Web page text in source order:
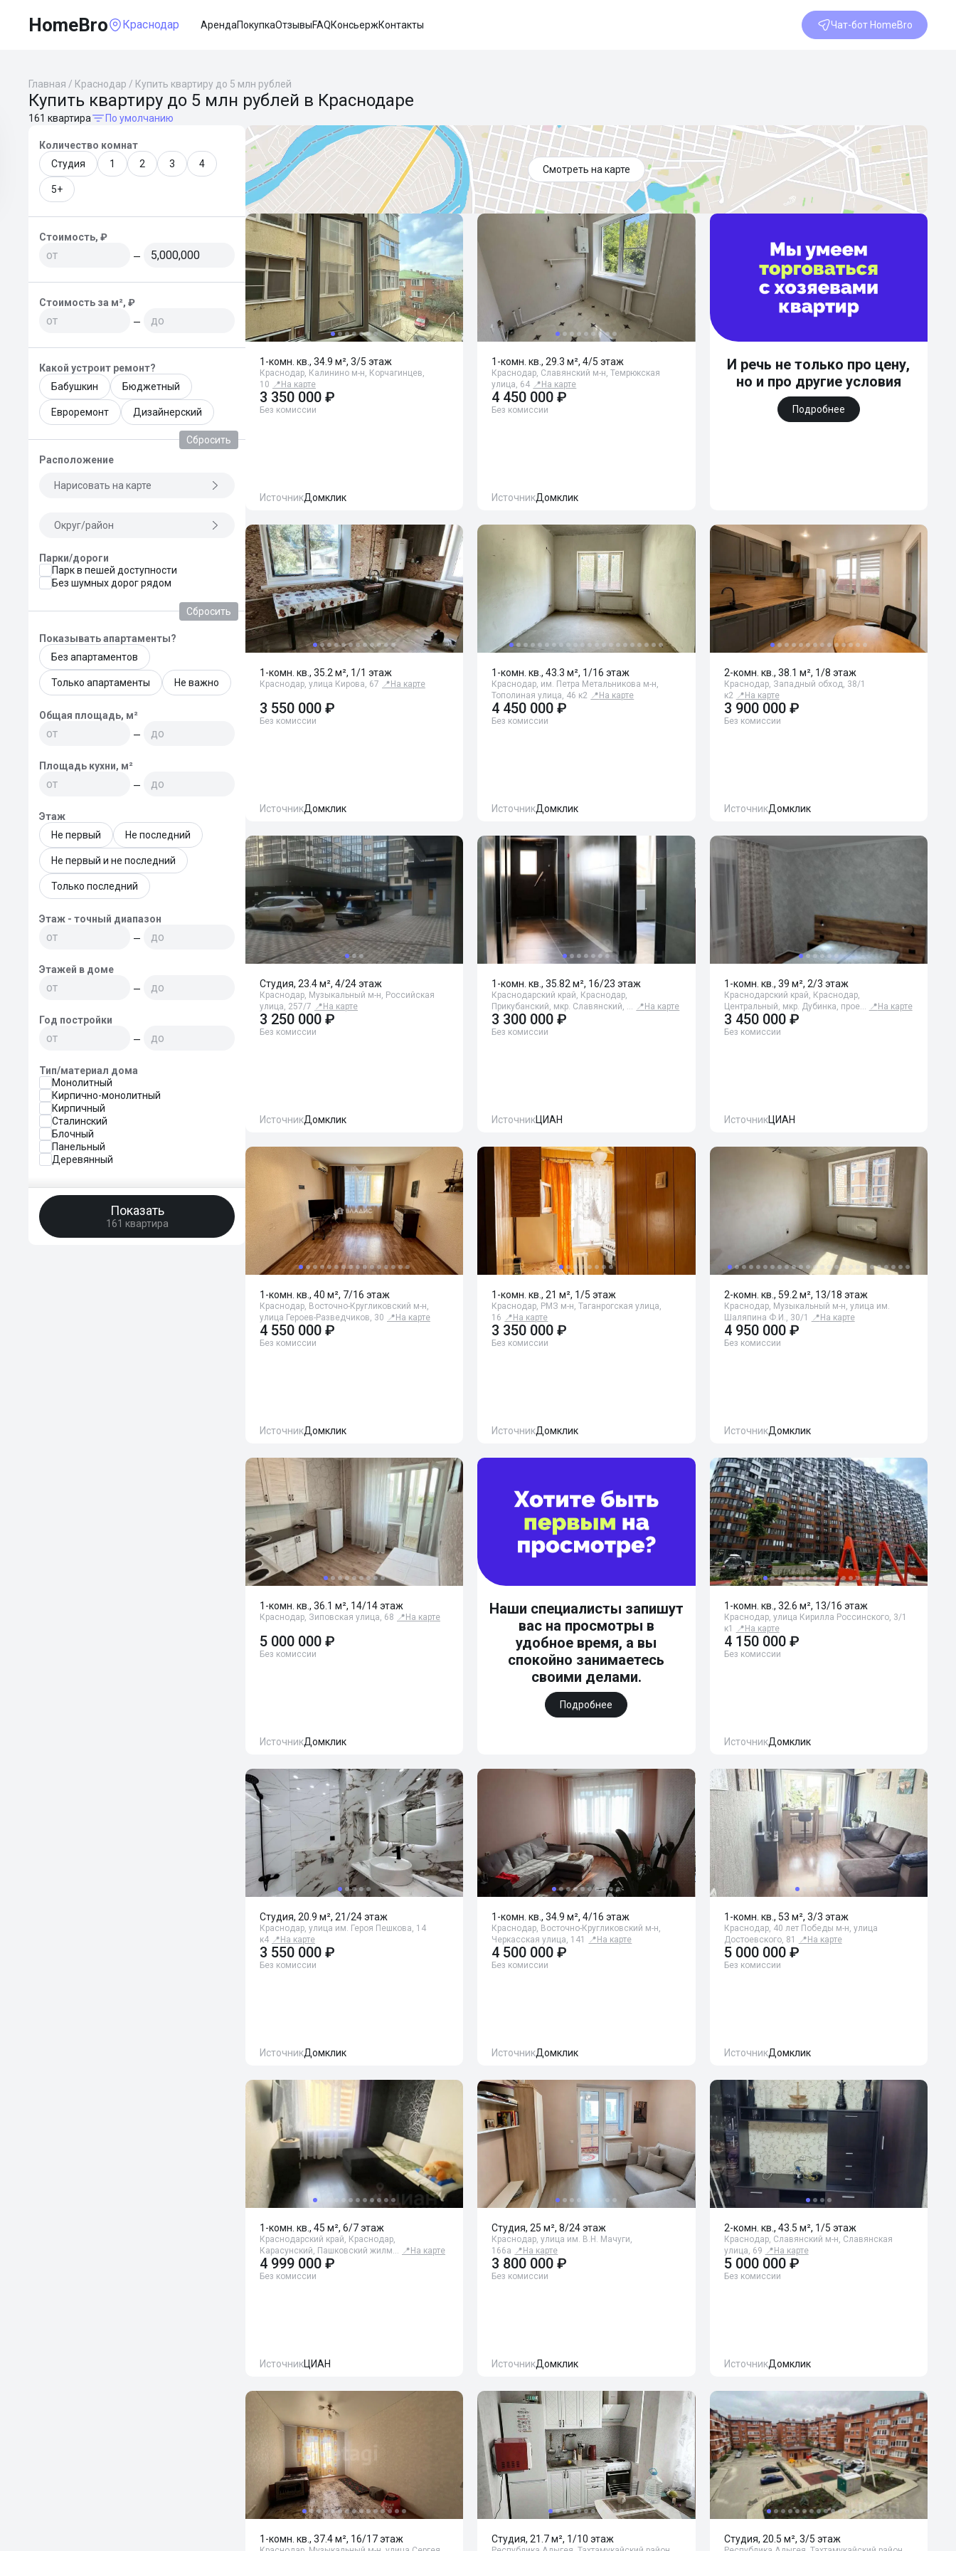
HomeBro Краснодар АрендаПокупкаОтзывыFAQКонсьержКонтакты Чат-бот HomeBro
Главная / Краснодар / Купить квартиру до 5 млн рублей
Купить квартиру до 5 млн рублей в Краснодаре
161 квартира По умолчанию
Количество комнат
Студия
1 2 3 4
5+
Стоимость, ₽
—
Стоимость за м², ₽
—
Какой устроит ремонт?
Бабушкин
Бюджетный
Евроремонт Дизайнерский
Сбросить
Расположение
Нарисовать на карте
Округ/район
Парки/дороги
Парк в пешей доступности
Без шумных дорог рядом
Сбросить
Показывать апартаменты?
Без апартаментов
Только апартаменты Не важно
Общая площадь, м²
—
Площадь кухни, м²
—
Этаж
Не первый
Не последний
Не первый и не последний
Только последний
Этаж - точный диапазон
—
Этажей в доме
—
Год постройки
—
Тип/материал дома
Монолитный
Кирпично-монолитный
Кирпичный
Сталинский
Блочный
Панельный
Деревянный
Показать
161 квартира
Смотреть на карте
1-комн. кв., 34.9 м², 3/5 этаж
Краснодар, Калинино м-н, Корчагинцев,
10 📍 На карте
3 350 000 ₽
Без комиссии
ИсточникДомклик
1-комн. кв., 29.3 м², 4/5 этаж
Краснодар, Славянский м-н, Темрюкская
улица, 64 📍 На карте
4 450 000 ₽
Без комиссии
ИсточникДомклик
И речь не только про цену,
но и про другие условия
Подробнее
1-комн. кв., 35.2 м², 1/1 этаж
Краснодар, улица Кирова, 67 📍 На карте
3 550 000 ₽
Без комиссии
ИсточникДомклик
1-комн. кв., 43.3 м², 1/16 этаж
Краснодар, им. Петра Метальникова м-н,
Тополиная улица, 46 к2 📍 На карте
4 450 000 ₽
Без комиссии
ИсточникДомклик
2-комн. кв., 38.1 м², 1/8 этаж
Краснодар, Западный обход, 38/1
к2 📍 На карте
3 900 000 ₽
Без комиссии
ИсточникДомклик
Студия, 23.4 м², 4/24 этаж
Краснодар, Музыкальный м-н, Российская
улица, 257/7 📍 На карте
3 250 000 ₽
Без комиссии
ИсточникДомклик
1-комн. кв., 35.82 м², 16/23 этаж
Краснодарский край, Краснодар,
Прикубанский, мкр. Славянский, … 📍 На карте
3 300 000 ₽
Без комиссии
ИсточникЦИАН
1-комн. кв., 39 м², 2/3 этаж
Краснодарский край, Краснодар,
Центральный, мкр. Дубинка, прое… 📍 На карте
3 450 000 ₽
Без комиссии
ИсточникЦИАН
1-комн. кв., 40 м², 7/16 этаж
Краснодар, Восточно-Кругликовский м-н,
улица Героев-Разведчиков, 30 📍 На карте
4 550 000 ₽
Без комиссии
ИсточникДомклик
1-комн. кв., 21 м², 1/5 этаж
Краснодар, РМЗ м-н, Таганрогская улица,
16 📍 На карте
3 350 000 ₽
Без комиссии
ИсточникДомклик
2-комн. кв., 59.2 м², 13/18 этаж
Краснодар, Музыкальный м-н, улица им.
Шаляпина Ф.И., 30/1
📍 На карте
4 950 000 ₽
Без комиссии
ИсточникДомклик
1-комн. кв., 36.1 м², 14/14 этаж
Краснодар, Зиповская улица, 68 📍 На карте
5 000 000 ₽
Без комиссии
ИсточникДомклик
Наши специалисты запишут
вас на просмотры в
удобное время, а вы
спокойно занимаетесь
своими делами.
Подробнее
1-комн. кв., 32.6 м², 13/16 этаж
Краснодар, улица Кирилла Россинского, 3/1
к1
📍 На карте
4 150 000 ₽
Без комиссии
ИсточникДомклик
Студия, 20.9 м², 21/24 этаж
Краснодар, улица им. Героя Пешкова, 14
к4 📍 На карте
3 550 000 ₽
Без комиссии
ИсточникДомклик
1-комн. кв., 34.9 м², 4/16 этаж
Краснодар, Восточно-Кругликовский м-н,
Черкасская улица, 141
📍 На карте
4 500 000 ₽
Без комиссии
ИсточникДомклик
1-комн. кв., 53 м², 3/3 этаж
Краснодар, 40 лет Победы м-н, улица
Достоевского, 81
📍 На карте
5 000 000 ₽
Без комиссии
ИсточникДомклик
1-комн. кв., 45 м², 6/7 этаж
Краснодарский край, Краснодар,
Карасунский, Пашковский жилм… 📍 На карте
4 999 000 ₽
Без комиссии
ИсточникЦИАН
Студия, 25 м², 8/24 этаж
Краснодар, улица им. В.Н. Мачуги,
166а 📍 На карте
3 800 000 ₽
Без комиссии
ИсточникДомклик
2-комн. кв., 43.5 м², 1/5 этаж
Краснодар, Славянский м-н, Славянская
улица, 69 📍 На карте
5 000 000 ₽
Без комиссии
ИсточникДомклик
1-комн. кв., 37.4 м², 16/17 этаж Студия, 21.7 м², 1/10 этаж Студия, 20.5 м², 3/5 этаж